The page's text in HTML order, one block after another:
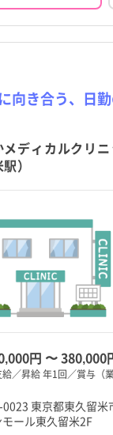
向き合う、日
ディカルクリ
）
円 〜380,000
／昇給 年1回／賞与（業
0023 東京都東久留
ール東久留米2F